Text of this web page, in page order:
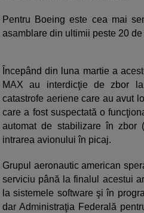
Pentru Boeing este cea mai
asamblare din ultimii peste 20 de
Începând din luna martie a
MAX au interdicţie de zbor
catastrofe aeriene care au avut
care a fost suspectată o
automat de stabilizare în zbor
intrarea avionului în picaj.
Grupul aeronautic american
serviciu până la finalul acestui
la sistemele software şi în
dar Administraţia Federală